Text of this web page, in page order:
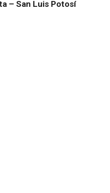
– San Luis Potosí